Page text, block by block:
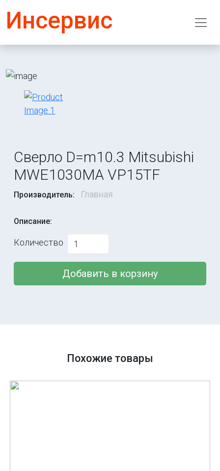
Инсервис
Сверло D=m10.3 Mitsubishi
MWE1030MA VP15TF
Производитель: Главная
Описание:
Количество
Добавить в корзину
Похожие товары